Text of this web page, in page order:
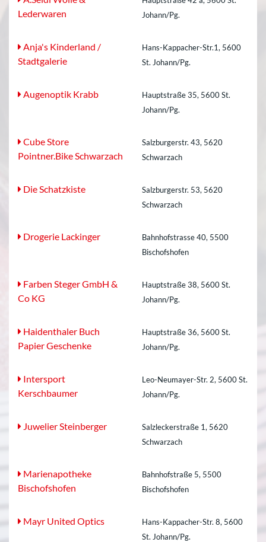
Lederwaren
Johann/Pg.
Anja's Kinderland /
Stadtgalerie
Hans-Kappacher-Str.1, 5600
St. Johann/Pg.
Augenoptik Krabb
Hauptstraße 35, 5600 St.
Johann/Pg.
Cube Store
Pointner.Bike Schwarzach
Salzburgerstr. 43, 5620
Schwarzach
Die Schatzkiste
Salzburgerstr. 53, 5620
Schwarzach
Drogerie Lackinger
Bahnhofstrasse 40, 5500
Bischofshofen
Farben Steger GmbH &
Co KG
Hauptstraße 38, 5600 St.
Johann/Pg.
Haidenthaler Buch
Papier Geschenke
Hauptstraße 36, 5600 St.
Johann/Pg.
Intersport
Kerschbaumer
Leo-Neumayer-Str. 2, 5600 St.
Johann/Pg.
Juwelier Steinberger
Salzleckerstraße 1, 5620
Schwarzach
Marienapotheke
Bischofshofen
Bahnhofstraße 5, 5500
Bischofshofen
Mayr United Optics
Hans-Kappacher-Str. 8, 5600
St. Johann/Pg.